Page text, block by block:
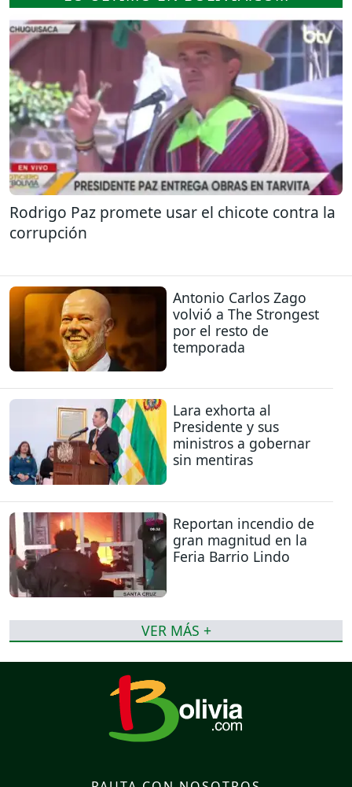
Rodrigo Paz promete usar el chicote contra la
corrupción
Antonio Carlos Zago
volvió a The Strongest
por el resto de
temporada
Lara exhorta al
Presidente y sus
ministros a gobernar
sin mentiras
Reportan incendio de
gran magnitud en la
Feria Barrio Lindo
VER MÁS +